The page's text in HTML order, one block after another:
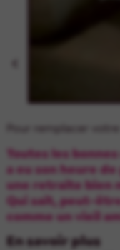
Pour remplacer
Toutes les
a eu son heure
une retraite bien
Qui sait, peut-
comme un vieil
En savoir plus